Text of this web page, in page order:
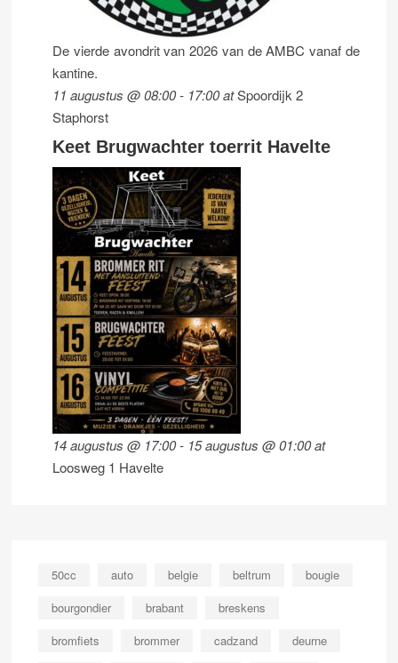
De vierde avondrit van 2026 van de AMBC vanaf de
kantine.
11 augustus @ 08:00- 17:00atSpoordijk 2
Staphorst
Keet Brugwachter toerrit Havelte
14 augustus @ 17:00- 15 augustus @ 01:00at
Loosweg 1 Havelte
50cc auto belgie beltrum
bougie
bourgondier
brabant
breskens
bromfiets
brommer cadzand
deurne